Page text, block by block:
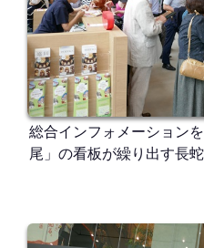
総合インフォメーション
尾」の看板が繰り出す長蛇